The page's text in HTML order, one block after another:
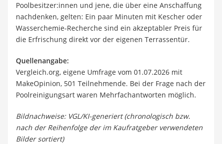
Poolbesitzer:innen und jene, die über eine Anschaffung
nachdenken, gelten: Ein paar Minuten mit Kescher oder
Wasserchemie-Recherche sind ein akzeptabler Preis für
die Erfrischung direkt vor der eigenen Terrassentür.
Quellenangabe:
Vergleich.org, eigene Umfrage vom 01.07.2026 mit
MakeOpinion, 501 Teilnehmende. Bei der Frage nach der
Poolreinigungsart waren Mehrfachantworten möglich.
Bildnachweise: VGL/KI-generiert (chronologisch bzw.
nach der Reihenfolge der im Kaufratgeber verwendeten
Bilder sortiert)